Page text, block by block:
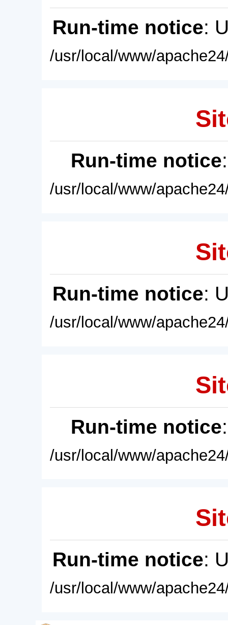
Run-time notice:
/usr/local/www/
Run-time notice
/usr/local/www/
Run-time notice:
/usr/local/www/
Run-time notice
/usr/local/www/
Run-time notice:
/usr/local/www/